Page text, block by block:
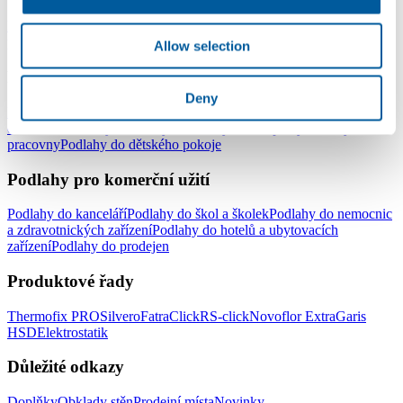
Allow selection
Deny
Lepené vinylové podlahyPlovoucí vinylové podlahy - clickVinylové
Elektrostatické podlahy
Podlahy pro domácnost
do ložnice
pracovnyPodlahy do dětského pokoje
Podlahy pro komerční užití
Podlahy do kanceláříPodlahy do škol a školekPodlahy do nemocnic
a zdravotnických zařízeníPodlahy do hotelů a ubytovacích
zařízeníPodlahy do prodejen
Produktové řady
Thermofix PROSilveroFatraClickRS-clickNovoflor ExtraGaris
HSDElektrostatik
Důležité odkazy